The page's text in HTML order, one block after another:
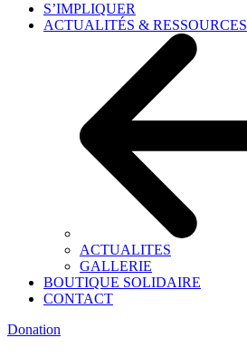
S’IMPLIQUER
ACTUALITÉS & RESSOURCES
ACTUALITES
GALLERIE
BOUTIQUE SOLIDAIRE
CONTACT
Donation